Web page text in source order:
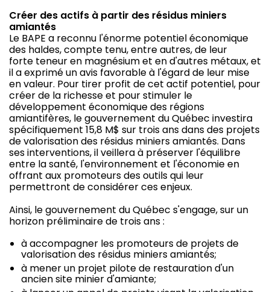
Créer des actifs à partir des résidus miniers
amiantés
Le BAPE a reconnu l'énorme potentiel économique
des haldes, compte tenu, entre autres, de leur
forte teneur en magnésium et en d'autres métaux, et
il a exprimé un avis favorable à l'égard de leur mise
en valeur. Pour tirer profit de cet actif potentiel, pour
créer de la richesse et pour stimuler le
développement économique des régions
amiantifères, le gouvernement du Québec investira
spécifiquement 15,8 M$ sur trois ans dans des projets
de valorisation des résidus miniers amiantés. Dans
ses interventions, il veillera à préserver l'équilibre
entre la santé, l'environnement et l'économie en
offrant aux promoteurs des outils qui leur
permettront de considérer ces enjeux.
Ainsi, le gouvernement du Québec s'engage, sur un
horizon préliminaire de trois ans :
à accompagner les promoteurs de projets de
valorisation des résidus miniers amiantés;
à mener un projet pilote de restauration d'un
ancien site minier d'amiante;